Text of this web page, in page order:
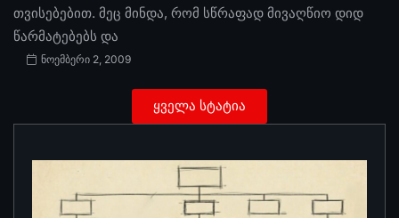
თვისებებით. მეც მინდა, რომ სწრაფად მივაღწიო დიდ
წარმატებებს და
ნოემბერი 2, 2009
ყველა სტატია